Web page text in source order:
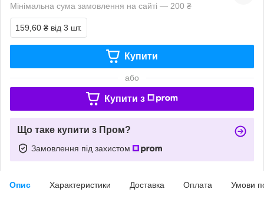
Мінімальна сума замовлення на сайті — 200 ₴
159,60 ₴ від 3 шт.
Купити
або
Купити з
Що таке купити з Пром?
Замовлення під захистом
Опис Характеристики Доставка Оплата Умови